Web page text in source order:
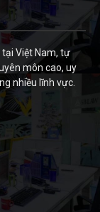
Việt Nam, tự
môn cao, uy
nhiều lĩnh vực.